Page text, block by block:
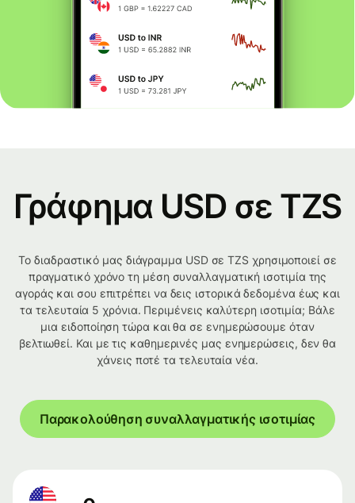
Γράφημα USD σε TZS
Το διαδραστικό μας διάγραμμα USD σε TZS χρησιμοποιεί σε
πραγματικό χρόνο τη μέση συναλλαγματική ισοτιμία της
αγοράς και σου επιτρέπει να δεις ιστορικά δεδομένα έως και
τα τελευταία 5 χρόνια. Περιμένεις καλύτερη ισοτιμία; Βάλε
μια ειδοποίηση τώρα και θα σε ενημερώσουμε όταν
βελτιωθεί. Και με τις καθημερινές μας ενημερώσεις, δεν θα
χάνεις ποτέ τα τελευταία νέα.
Παρακολούθηση συναλλαγματικής ισοτιμίας